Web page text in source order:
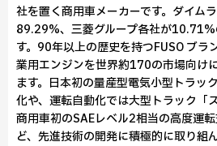
社を置く商用車メーカーです。ダイム
89.29%、三菱グループ各社が10.71%
す。90年以上の歴史を持つFUSO ブラ
業用エンジンを世界約170の市場向け
ます。日本初の量産型電気小型トラッ
化や、運転自動化では大型トラック「
商用車初のSAEレベル2相当の高度運
ど、先進技術の開発に積極的に取り組ん